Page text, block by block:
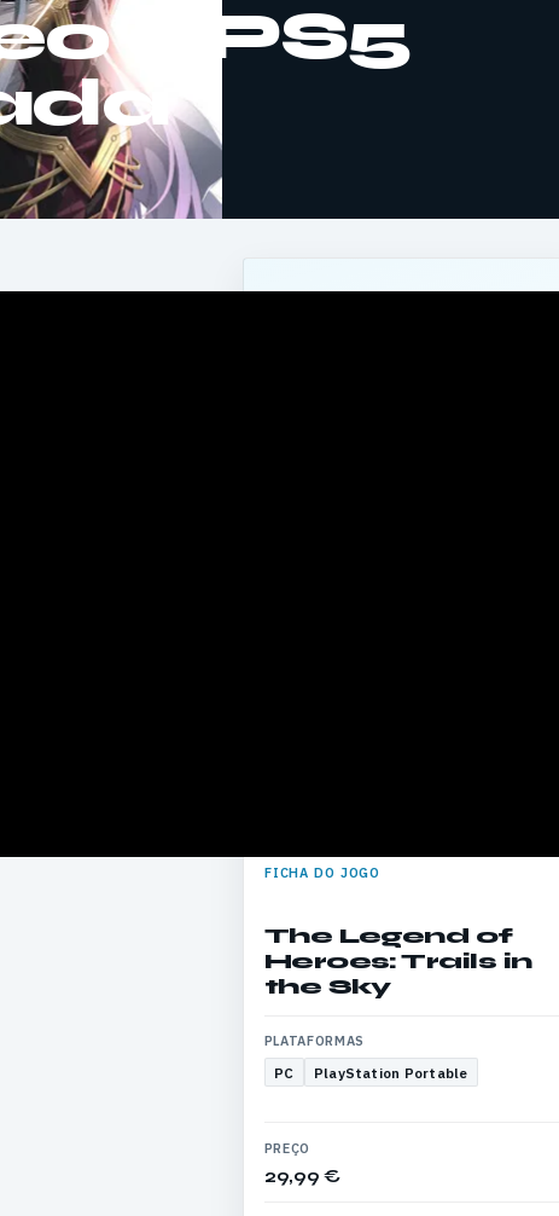
e PS5
FICHA DO JOGO
The Legend of
Heroes: Trails in
the Sky
PLATAFORMAS
PC PlayStation Portable
PREÇO
29,99 €